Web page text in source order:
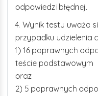
odpowiedzi błędnej.
4. Wynik testu uważa
przypadku udzielenia
1) 16 poprawnych
teście podstawowym
oraz
2) 5 poprawnych